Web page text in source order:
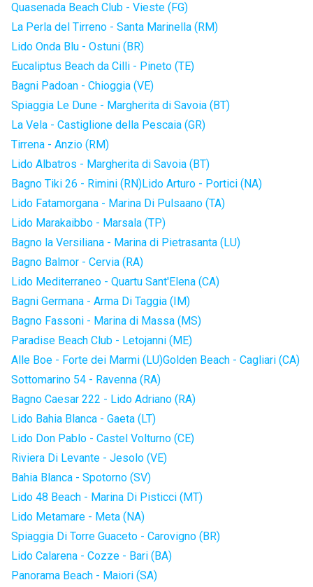
Quasenada Beach Club - Vieste (FG)
La Perla del Tirreno - Santa Marinella (RM)
Lido Onda Blu - Ostuni (BR)
Eucaliptus Beach da Cilli - Pineto (TE)
Bagni Padoan - Chioggia (VE)
Spiaggia Le Dune - Margherita di Savoia (BT)
La Vela - Castiglione della Pescaia (GR)
Tirrena - Anzio (RM)
Lido Albatros - Margherita di Savoia (BT)
Bagno Tiki 26 - Rimini (RN)Lido Arturo - Portici (NA)
Lido Fatamorgana - Marina Di Pulsaano (TA)
Lido Marakaibbo - Marsala (TP)
Bagno la Versiliana - Marina di Pietrasanta (LU)
Bagno Balmor - Cervia (RA)
Lido Mediterraneo - Quartu Sant'Elena (CA)
Bagni Germana - Arma Di Taggia (IM)
Bagno Fassoni - Marina di Massa (MS)
Paradise Beach Club - Letojanni (ME)
Alle Boe - Forte dei Marmi (LU)Golden Beach - Cagliari (CA)
Sottomarino 54 - Ravenna (RA)
Bagno Caesar 222 - Lido Adriano (RA)
Lido Bahia Blanca - Gaeta (LT)
Lido Don Pablo - Castel Volturno (CE)
Riviera Di Levante - Jesolo (VE)
Bahia Blanca - Spotorno (SV)
Lido 48 Beach - Marina Di Pisticci (MT)
Lido Metamare - Meta (NA)
Spiaggia Di Torre Guaceto - Carovigno (BR)
Lido Calarena - Cozze - Bari (BA)
Panorama Beach - Maiori (SA)